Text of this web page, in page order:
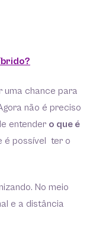
uma chance para
não é preciso
entender o que é
é possível ter o
No meio
e a distância